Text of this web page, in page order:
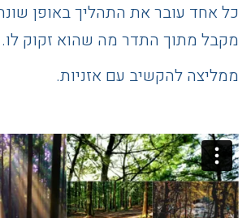
כל אחד עובר את התהליך באופן
מקבל מתוך התדר מה שהוא זקוק לו.
ממליצה להקשיב עם אזניות.